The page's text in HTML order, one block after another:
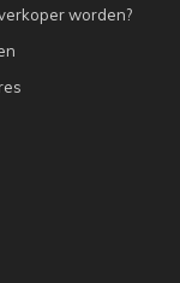
worden?